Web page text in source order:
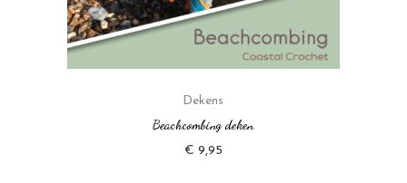
Dekens
Beachcombing deken
€ 9,95